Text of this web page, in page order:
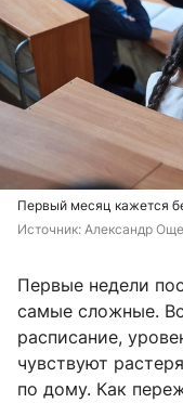
Первый месяц кажется
Источник: Александр
Первые недели
самые сложные.
расписание,
чувствуют
по дому. Как